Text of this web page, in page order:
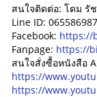
สนใจติดต่อ: โดม รั
Line ID:
Facebook: https://
Fanpage: https://
สนใจสั่งซื้อหนังสือ
https://
https://